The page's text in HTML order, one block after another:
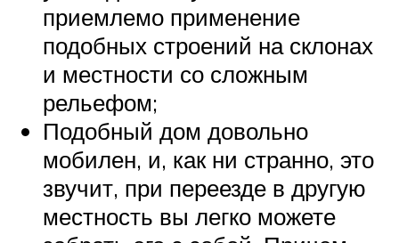
приемлемо применение
подобных строений на склонах
и местности со сложным
рельефом;
Подобный дом довольно
мобилен, и, как ни странно, это
звучит, при переезде в другую
местность вы легко можете